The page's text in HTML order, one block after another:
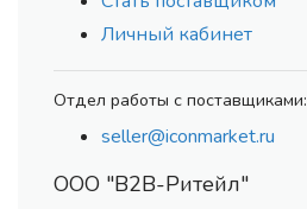
Личный кабинет
Отдел работы с поставщиками:
seller@iconmarket.ru
ООО "В2В-Ритейл"